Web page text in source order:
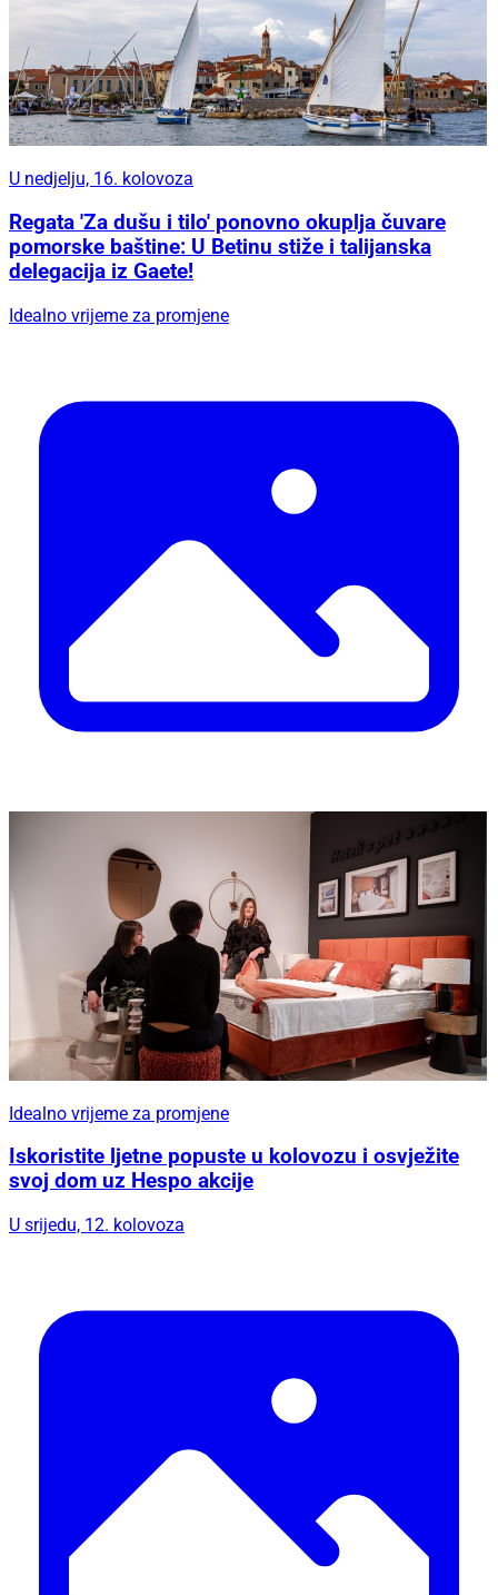
U nedjelju, 16. kolovoza
Regata 'Za dušu i tilo' ponovno okuplja čuvare
pomorske baštine: U Betinu stiže i talijanska
delegacija iz Gaete!
Idealno vrijeme za promjene
Idealno vrijeme za promjene
Iskoristite ljetne popuste u kolovozu i osvježite
svoj dom uz Hespo akcije
U srijedu, 12. kolovoza